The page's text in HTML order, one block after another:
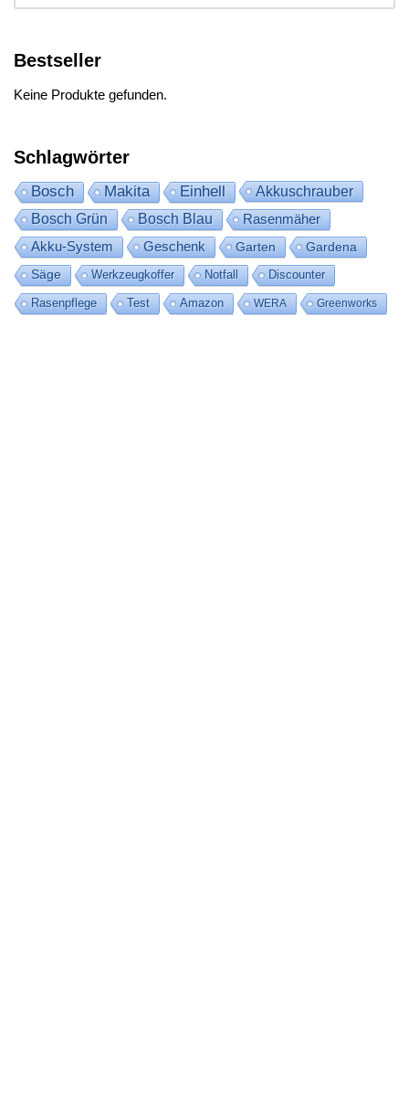
Bestseller
Keine Produkte gefunden.
Schlagwörter
Bosch Makita Einhell Akkuschrauber
Bosch Grün Bosch Blau Rasenmäher
Akku-System Geschenk Garten Gardena
Säge Werkzeugkoffer Notfall Discounter
Rasenpflege Test Amazon WERA Greenworks